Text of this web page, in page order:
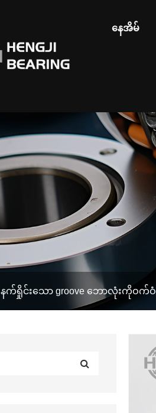
နေအိမ်
နက်ရှိုင်းသော groove ဘောလုံးကိုဝက်ဝံ